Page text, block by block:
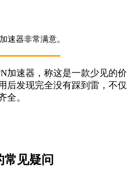
加速器，称这是一款少见的价
后发现完全没有踩到雷，不仅
全。
见疑问